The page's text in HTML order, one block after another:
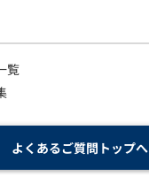
覧
よくあるご質問トップへ